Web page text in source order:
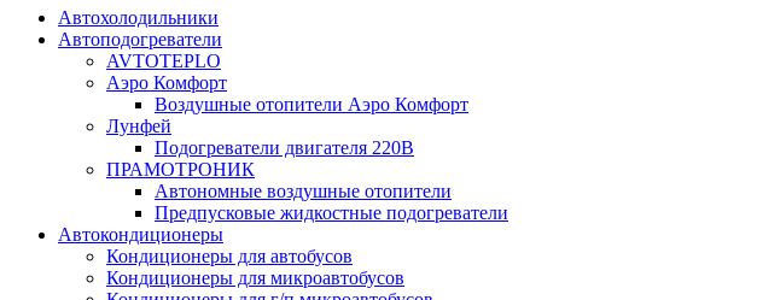
Автохолодильники
Автоподогреватели
AVTOTEPLO
Аэро Комфорт
Воздушные отопители Аэро Комфорт
Лунфей
Подогреватели двигателя 220В
ПРАМОТРОНИК
Автономные воздушные отопители
Предпусковые жидкостные подогреватели
Автокондиционеры
Кондиционеры для автобусов
Кондиционеры для микроавтобусов